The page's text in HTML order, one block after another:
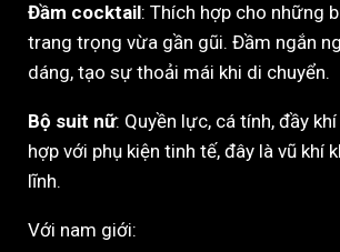
Đầm cocktail: Thích hợp cho những
trang trọng vừa gần gũi. Đầm ngắn
dáng, tạo sự thoải mái khi di chuyển.
Bộ suit nữ: Quyền lực, cá tính, đầy
hợp với phụ kiện tinh tế, đây là vũ khí
lĩnh.
Với nam giới: